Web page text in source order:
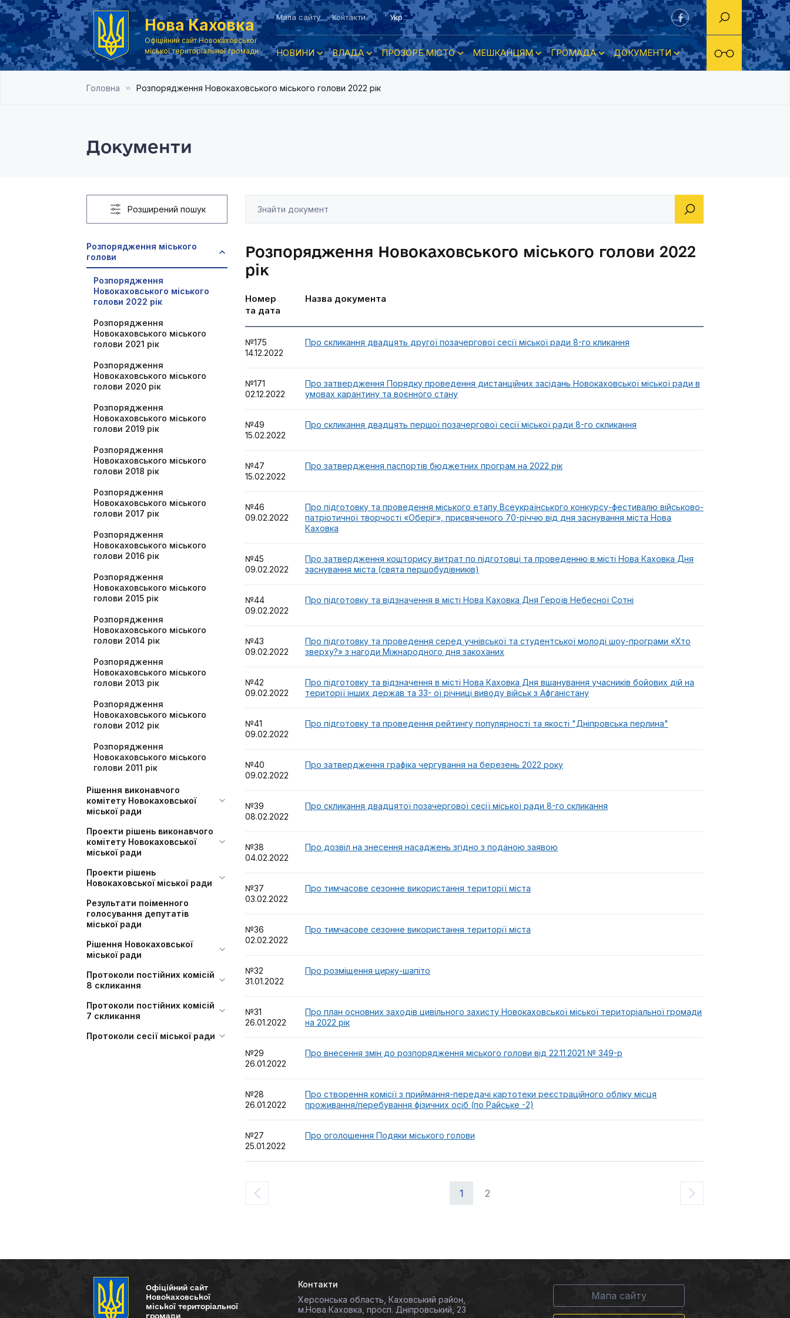
Нова Каховка
Офіційний сайт Новокаховської
міської територіальної громади
Мапа сайту Контакти Укр
НОВИНИ ВЛАДА ПРОЗОРЕ МІСТО МЕШКАНЦЯМ ГРОМАДА ДОКУМЕНТИ
Головна Розпорядження Новокаховського міського голови 2022 рік
Документи
Розширений пошук
Розпорядження міського
голови
Розпорядження
Новокаховського міського
голови 2022 рік
Розпорядження
Новокаховського міського
голови 2021 рік
Розпорядження
Новокаховського міського
голови 2020 рік
Розпорядження
Новокаховського міського
голови 2019 рік
Розпорядження
Новокаховського міського
голови 2018 рік
Розпорядження
Новокаховського міського
голови 2017 рік
Розпорядження
Новокаховського міського
голови 2016 рік
Розпорядження
Новокаховського міського
голови 2015 рік
Розпорядження
Новокаховського міського
голови 2014 рік
Розпорядження
Новокаховського міського
голови 2013 рік
Розпорядження
Новокаховського міського
голови 2012 рік
Розпорядження
Новокаховського міського
голови 2011 рік
Рішення виконавчого
комітету Новокаховської
міської ради
Проекти рішень виконавчого
комітету Новокаховської
міської ради
Проекти рішень
Новокаховської міської ради
Результати поіменного
голосування депутатів
міської ради
Рішення Новокаховської
міської ради
Протоколи постійних комісій
8 скликання
Протоколи постійних комісій
7 скликання
Протоколи сесії міської ради
Розпорядження Новокаховського міського голови 2022
рік
Номер
та дата
Назва документа
№175
14.12.2022
Про скликання двадцять другої позачергової сесії міської ради 8-го кликання
№171
02.12.2022
Про затвердження Порядку проведення дистанційних засідань Новокаховської міської ради в
умовах карантину та воєнного стану
№49
15.02.2022
Про скликання двадцять першої позачергової сесії міської ради 8-го скликання
№47
15.02.2022
Про затвердження паспортів бюджетних програм на 2022 рік
№46
09.02.2022
Про підготовку та проведення міського етапу Всеукраїнського конкурсу-фестивалю військово-
патріотичної творчості «Оберіг», присвяченого 70-річчю від дня заснування міста Нова
Каховка
№45
09.02.2022
Про затвердження кошторису витрат по підготовці та проведенню в місті Нова Каховка Дня
заснування міста (свята першобудівників)
№44
09.02.2022
Про підготовку та відзначення в місті Нова Каховка Дня Героїв Небесної Сотні
№43
09.02.2022
Про підготовку та проведення серед учнівської та студентської молоді шоу-програми «Хто
зверху?» з нагоди Міжнародного дня закоханих
№42
09.02.2022
Про підготовку та відзначення в місті Нова Каховка Дня вшанування учасників бойових дій на
території інших держав та 33- ої річниці виводу військ з Афганістану
№41
09.02.2022
Про підготовку та проведення рейтингу популярності та якості "Дніпровська перлина"
№40
09.02.2022
Про затвердження графіка чергування на березень 2022 року
№39
08.02.2022
Про скликання двадцятої позачергової сесії міської ради 8-го скликання
№38
04.02.2022
Про дозвіл на знесення насаджень згідно з поданою заявою
№37
03.02.2022
Про тимчасове сезонне використання території міста
№36
02.02.2022
Про тимчасове сезонне використання території міста
№32
31.01.2022
Про розміщення цирку-шапіто
№31
26.01.2022
Про план основних заходів цивільного захисту Новокаховської міської територіальної громади
на 2022 рік
№29
26.01.2022
Про внесення змін до розпорядження міського голови від 22.11.2021 № 349-р
№28
26.01.2022
Про створення комісії з приймання-передачі картотеки реєстраційного обліку місця
проживання/перебування фізичних осіб (по Райське -2)
№27
25.01.2022
Про оголошення Подяки міського голови
1 2
Офіційний сайт
Новокаховської
міської територіальної
громади
Контакти
Херсонська область, Каховський район,
м.Нова Каховка, просп. Дніпровський, 23
Мапа сайту